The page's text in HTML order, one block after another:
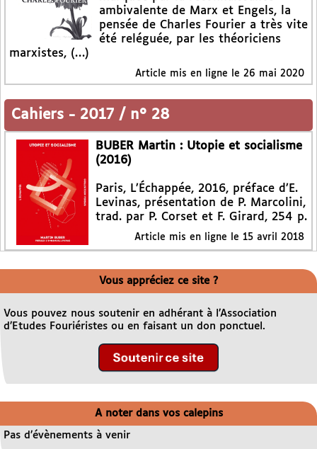
ambivalente de Marx et Engels, la
pensée de Charles Fourier a très vite
été reléguée, par les théoriciens
marxistes, (…)
Article mis en ligne le 26 mai 2020
Cahiers - 2017 / n° 28
BUBER Martin : Utopie et socialisme
(2016)
Paris, L’Échappée, 2016, préface d’E.
Levinas, présentation de P. Marcolini,
trad. par P. Corset et F. Girard, 254 p.
Article mis en ligne le 15 avril 2018
Vous appréciez ce site ?
Vous pouvez nous soutenir en adhérant à l’Association
d’Etudes Fouriéristes ou en faisant un don ponctuel.
A noter dans vos calepins
Pas d’évènements à venir